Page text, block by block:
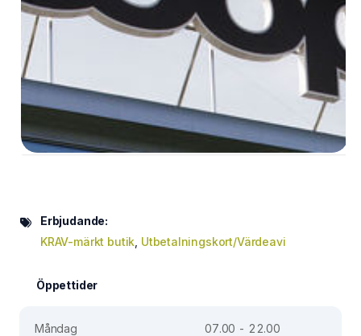
Erbjudande:
KRAV-märkt butik Utbetalningskort/Värdeavi
Öppettider
Måndag
07.00 - 22.00